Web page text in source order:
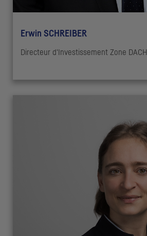
Erwin SCHREIBER
Directeur d'Investissement Zone DACH